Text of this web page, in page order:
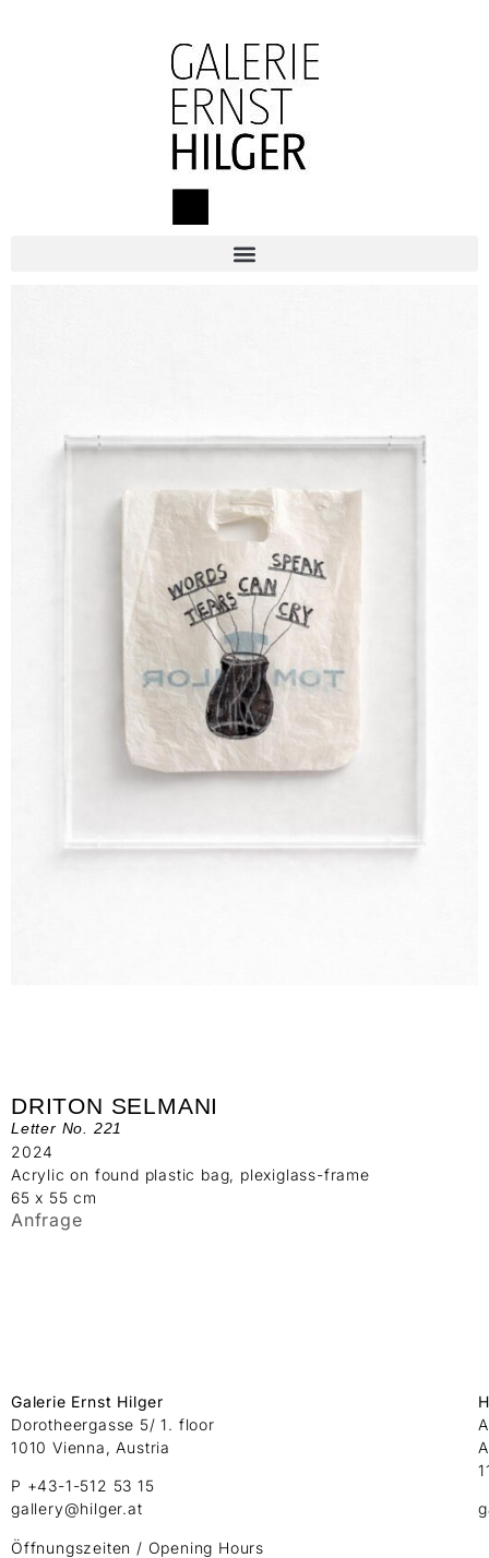
DRITON SELMANI
Letter No. 221
2024
Acrylic on found plastic bag, plexiglass-frame
65 x 55 cm
Anfrage
Galerie Ernst Hilger
Dorotheergasse 5/ 1. floor
1010 Vienna, Austria
P +43-1-512 53 15
gallery@hilger.at
Öffnungszeiten / Opening Hours